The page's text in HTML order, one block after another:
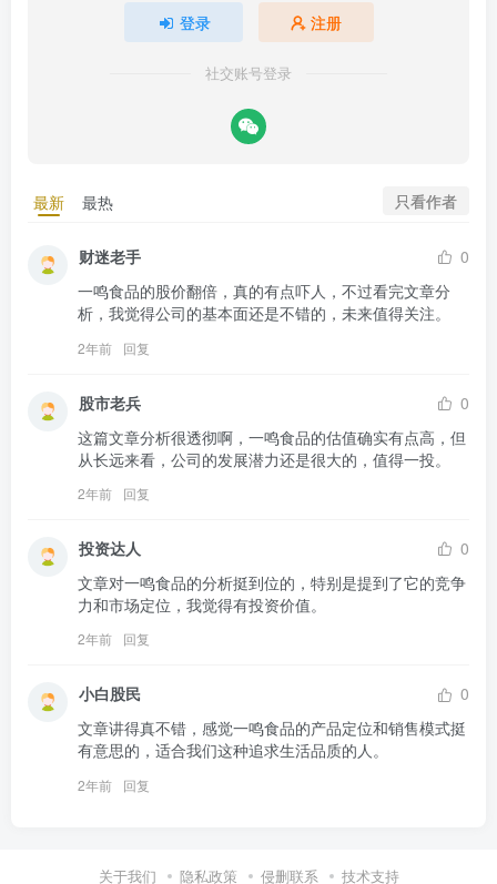
登录 注册
社交账号登录
最新 最热 只看作者
财迷老手
0
一鸣食品的股价翻倍，真的有点吓人，不过看完文章分
析，我觉得公司的基本面还是不错的，未来值得关注。
2年前 回复
股市老兵
0
这篇文章分析很透彻啊，一鸣食品的估值确实有点高，但
从长远来看，公司的发展潜力还是很大的，值得一投。
2年前 回复
投资达人
0
文章对一鸣食品的分析挺到位的，特别是提到了它的竞争
力和市场定位，我觉得有投资价值。
2年前 回复
小白股民
0
文章讲得真不错，感觉一鸣食品的产品定位和销售模式挺
有意思的，适合我们这种追求生活品质的人。
2年前 回复
关于我们 隐私政策 侵删联系 技术支持